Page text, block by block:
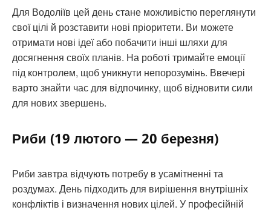
Для Водоліїв цей день стане можливістю переглянути
свої цілі й розставити нові пріоритети. Ви можете
отримати нові ідеї або побачити інші шляхи для
досягнення своїх планів. На роботі тримайте емоції
під контролем, щоб уникнути непорозумінь. Ввечері
варто знайти час для відпочинку, щоб відновити сили
для нових звершень.
Риби (19 лютого — 20 березня)
Риби завтра відчують потребу в усамітненні та
роздумах. День підходить для вирішення внутрішніх
конфліктів і визначення нових цілей. У професійній